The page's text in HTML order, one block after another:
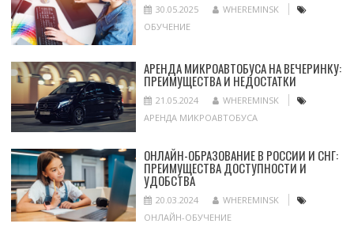
30.05.2025
WHEREMINSK
ОБУЧЕНИЕ
АРЕНДА МИКРОАВТОБУСА НА ВЕЧЕРИНКУ:
ПРЕИМУЩЕСТВА И НЕДОСТАТКИ
21.05.2024
WHEREMINSK
АРЕНДА МИКРОАВТОБУСА
ОНЛАЙН-ОБРАЗОВАНИЕ В РОССИИ И СНГ:
ПРЕИМУЩЕСТВА ДОСТУПНОСТИ И
УДОБСТВА
20.03.2024
WHEREMINSK
ОНЛАЙН-ОБУЧЕНИЕ